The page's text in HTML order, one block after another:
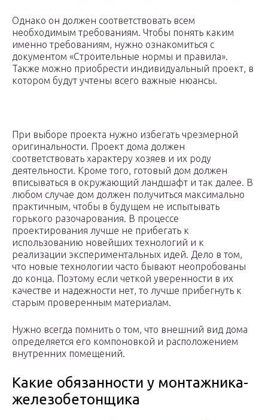
Однако он должен соответствовать всем
необходимым требованиям. Чтобы понять каким
именно требованиям, нужно ознакомиться с
документом «Строительные нормы и правила».
Также можно приобрести индивидуальный проект, в
котором будут учтены всего важные нюансы.
При выборе проекта нужно избегать чрезмерной
оригинальности. Проект дома должен
соответствовать характеру хозяев и их роду
деятельности. Кроме того, готовый дом должен
вписываться в окружающий ландшафт и так далее. В
любом случае дом должен получиться максимально
практичным, чтобы в будущем не испытывать
горького разочарования. В процессе
проектирования лучше не прибегать к
использованию новейших технологий и к
реализации экспериментальных идей. Дело в том,
что новые технологии часто бывают неопробованы
до конца. Поэтому если четкой уверенности в их
качестве и надежности нет, то лучше прибегнуть к
старым проверенным материалам.
Нужно всегда помнить о том, что внешний вид дома
определяется его компоновкой и расположением
внутренних помещений.
Какие обязанности у монтажника-
железобетонщика